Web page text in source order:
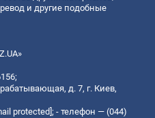
и другие подобные
д. 7, г. Киев,
protected] ; - телефон — (044)